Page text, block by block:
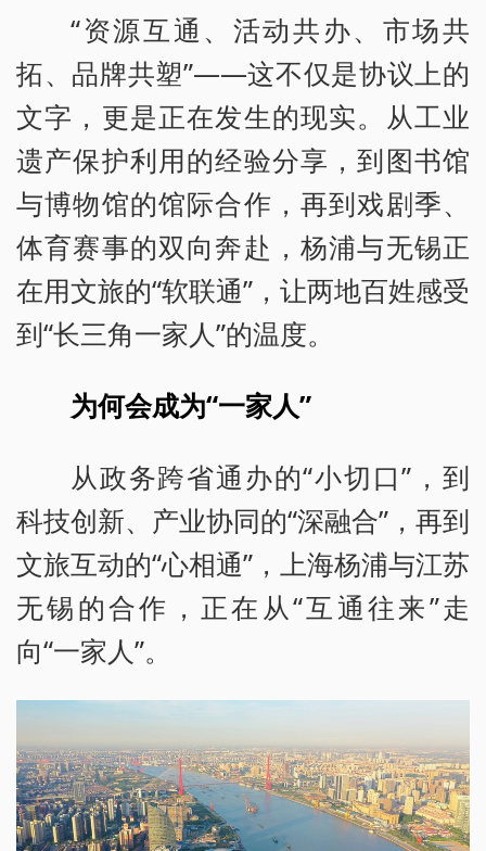
“资源互通、活动共办、市场共
拓、品牌共塑”——这不仅是协议上的
文字，更是正在发生的现实。从工业
遗产保护利用的经验分享，到图书馆
与博物馆的馆际合作，再到戏剧季、
体育赛事的双向奔赴，杨浦与无锡正
在用文旅的“软联通”，让两地百姓感受
到“长三角一家人”的温度。
为何会成为“一家人”
从政务跨省通办的“小切口”，到
科技创新、产业协同的“深融合”，再到
文旅互动的“心相通”，上海杨浦与江苏
无锡的合作，正在从“互通往来”走
向“一家人”。